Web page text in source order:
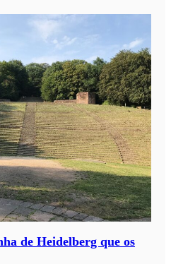
de Heidelberg que os